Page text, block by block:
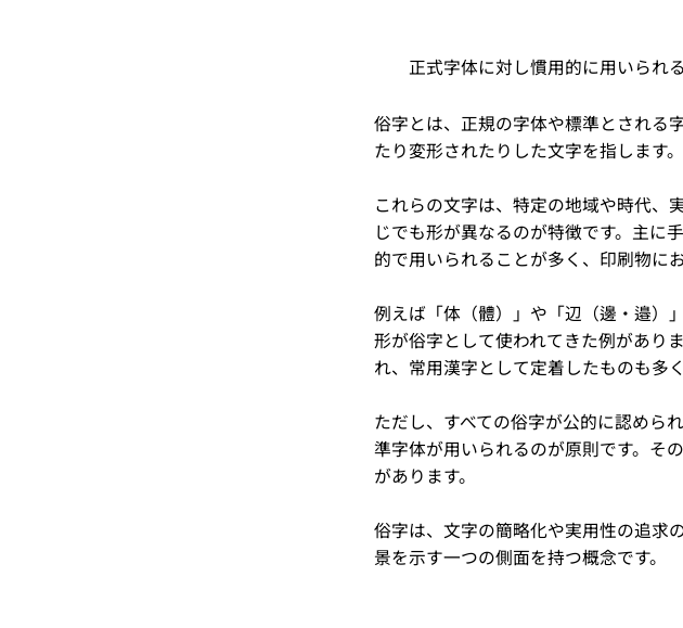
正式字体に対し慣用的に用いられ
俗字とは、正規の字体や標準とされる
たり変形されたりした文字を指します。
これらの文字は、特定の地域や時代、
じでも形が異なるのが特徴です。主に
的で用いられることが多く、印刷物に
例えば「体（體）」や「辺（邊・邉）
形が俗字として使われてきた例があり
れ、常用漢字として定着したものも多
ただし、すべての俗字が公的に認めら
準字体が用いられるのが原則です。そ
があります。
俗字は、文字の簡略化や実用性の追求
景を示す一つの側面を持つ概念です。